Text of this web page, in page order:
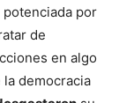
por
de
en algo
democracia